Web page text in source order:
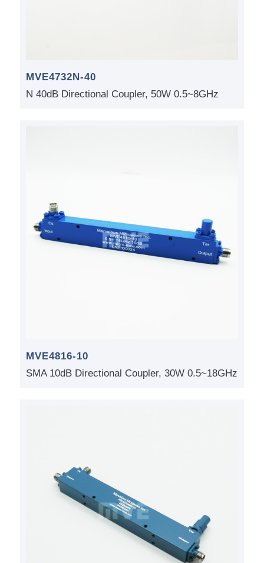
MVE4732N-40
N 40dB Directional Coupler, 50W 0.5~8GHz
MVE4816-10
SMA 10dB Directional Coupler, 30W 0.5~18GHz